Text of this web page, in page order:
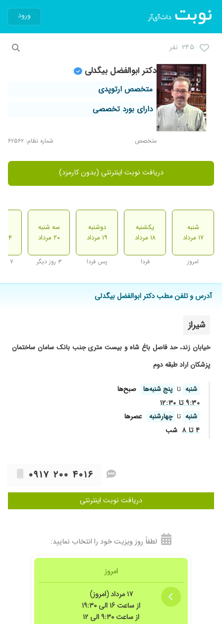
ورود
۲۴۵ نفر
دکتر ابوالفضل بیگدلی
متخصص ارتوپدی
دارای بورد تخصصی
متخصص شماره نظام: ۶۲۵۶۲
دریافت نوبت اینترنتی (بدون کارمزد)
شنبه
۱۷ مرداد
امروز
یکشنبه
۱۸ مرداد
فردا
دوشنبه
۱۹ مرداد
پس فردا
سه شنبه
۲۰ مرداد
۳ روز دیگر
۲۴ مرداد
۷ روز دیگر
آدرس و تلفن مطب دکتر ابوالفضل بیگدلی
شیراز
خیابان زند، حد فاصل باغ شاه و بیست متری جنب بانک سامان ساختمان
پزشکان اراد طبقه دوم
شنبه تا پنج شنبه‌ها صبح‌ها
۹:۳۰ تا ۱۲:۳۰
شنبه تا چهارشنبه عصر‌ها
۴ تا ۸ شب
۰۹۱۷ ۲۰۰ ۴۰۱۶
دریافت نوبت اینترنتی
لطفاً روز ویزیت خود را انتخاب نمایید:
امروز
۱۷ مرداد (امروز)
از ساعت ۱۶ الی ۱۹:۳۰
از ساعت ۹:۳۰ الی ۱۲